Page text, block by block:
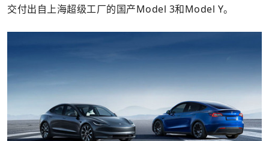
交付出自上海超级工厂的国产Model 3和Model Y。